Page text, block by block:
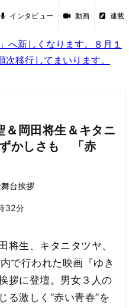
インタビュー 動画 連載
へ新しくなります。８月１
移行してまいります。
＆岡田将生＆キタニ
かしさも 「赤
台挨拶
32分
生、キタニタツヤ、
で行われた映画『ゆき
拶に登壇。男女３人の
る激しく“赤い青春”を